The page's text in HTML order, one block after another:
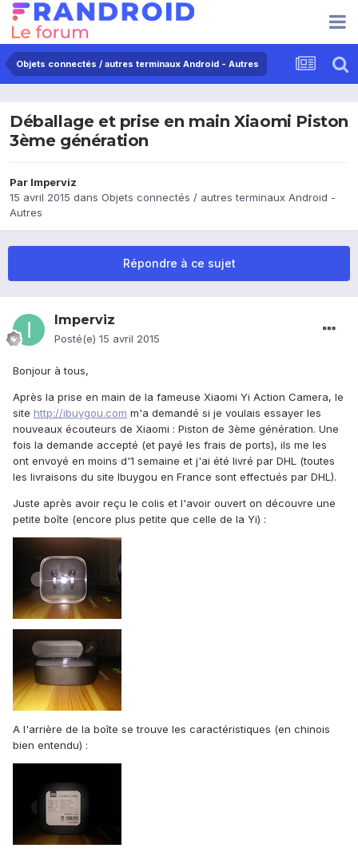
Objets connectés / autres terminaux Android - Autres
Déballage et prise en main Xiaomi Piston
3ème génération
Par Imperviz
15 avril 2015 dans Objets connectés / autres terminaux Android -
Autres
Répondre à ce sujet
Imperviz
Posté(e) 15 avril 2015
Bonjour à tous,
Après la prise en main de la fameuse Xiaomi Yi Action Camera, le
site http://ibuygou.com m'a demandé si je voulais essayer les
nouveaux écouteurs de Xiaomi : Piston de 3ème génération. Une
fois la demande accepté (et payé les frais de ports), ils me les
ont envoyé en moins d'1 semaine et j'ai été livré par DHL (toutes
les livraisons du site Ibuygou en France sont effectués par DHL).
Juste après avoir reçu le colis et l'avoir ouvert on découvre une
petite boîte (encore plus petite que celle de la Yi) :
A l'arrière de la boîte se trouve les caractéristiques (en chinois
bien entendu) :